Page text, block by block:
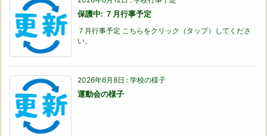
保護中: ７月行事予定
７月行事予定 こちらをクリック（タップ）してくださ
い。
2026年6月8日 : 学校の様子
運動会の様子